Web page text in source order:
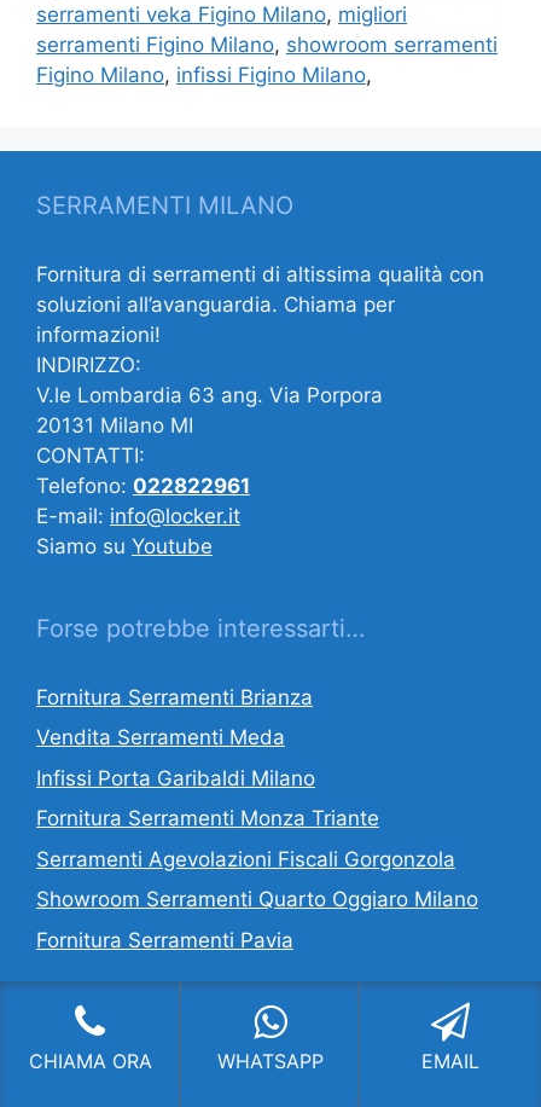
serramenti veka Figino Milano, migliori
serramenti Figino Milano, showroom serramenti
Figino Milano, infissi Figino Milano,
SERRAMENTI MILANO
Fornitura di serramenti di altissima qualità con
soluzioni all’avanguardia. Chiama per
informazioni!
INDIRIZZO:
V.le Lombardia 63 ang. Via Porpora
20131 Milano MI
CONTATTI:
Telefono: 022822961
E-mail: info@locker.it
Siamo su Youtube
Forse potrebbe interessarti…
Fornitura Serramenti Brianza
Vendita Serramenti Meda
Infissi Porta Garibaldi Milano
Fornitura Serramenti Monza Triante
Serramenti Agevolazioni Fiscali Gorgonzola
Showroom Serramenti Quarto Oggiaro Milano
Fornitura Serramenti Pavia
CI OCCUPIAMO DI:
CHIAMA ORA WHATSAPP EMAIL